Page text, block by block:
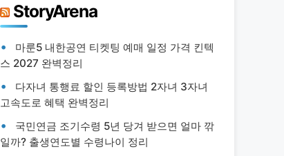
StoryArena
마룬5 내한공연 티켓팅 예매 일정 가격 킨텍
스 2027 완벽정리
다자녀 통행료 할인 등록방법 2자녀 3자녀
고속도로 혜택 완벽정리
국민연금 조기수령 5년 당겨 받으면 얼마 깎
일까? 출생연도별 수령나이 정리